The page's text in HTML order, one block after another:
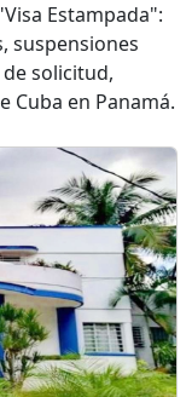
Estampada":
suspensiones
solicitud,
Cuba en Panamá.